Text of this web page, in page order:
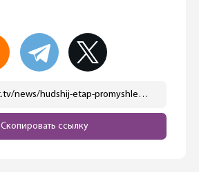
https://ostwest.tv/news/hudshij-etap-promyshlennogo-krizisa-v-germanii-vozmozhno-ostalsya-pozadi/
Скопировать ссылку